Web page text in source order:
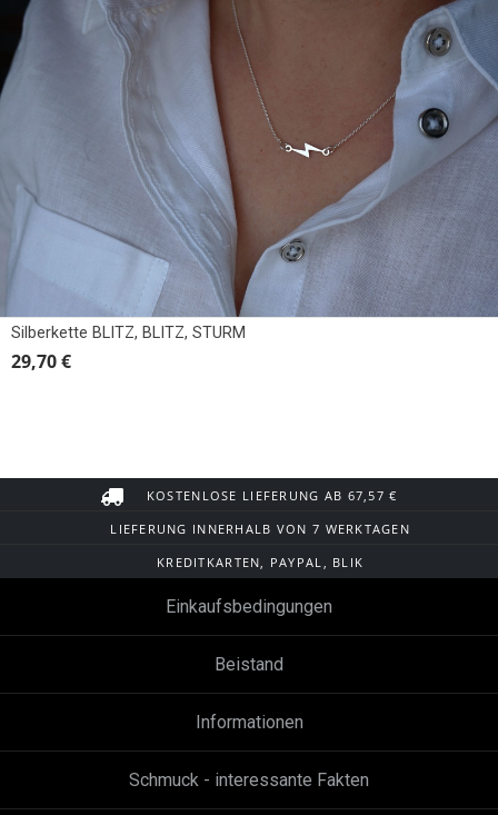
Silberkette BLITZ, BLITZ, STURM
29,70 €
KOSTENLOSE LIEFERUNG AB 67,57 €
LIEFERUNG INNERHALB VON 7 WERKTAGEN
KREDITKARTEN, PAYPAL, BLIK
Einkaufsbedingungen
Beistand
Informationen
Schmuck - interessante Fakten